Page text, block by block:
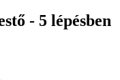
- 5 lépésben